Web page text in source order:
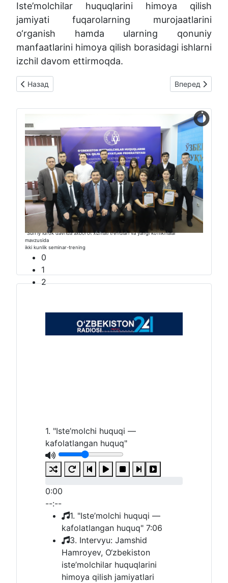
1. "Iste’molchi huquqi —
kafolatlangan huquq"
0:00
--:--
1. "Iste’molchi huquqi —
kafolatlangan huquq" 7:06
3. Intervyu: Jamshid
Hamroyev, O‘zbekiston
iste’molchilar huquqlarini
himoya qilish jamiyatlari
Iste’molchilar huquqlarini himoya qilish
jamiyati fuqarolarning murojaatlarini
o‘rganish hamda ularning qonuniy
manfaatlarini himoya qilish borasidagi ishlarni
izchil davom ettirmoqda.
Предыдущий: NUROTA, KONIMEX VA KARMANA
Назад Следующий:
Вперед
“Sunʼiy idrok davrida axborot xizmati trendlari va yangi ko‘nikmalar”
mavzusida
ikki kunlik seminar-trening
0
1
2